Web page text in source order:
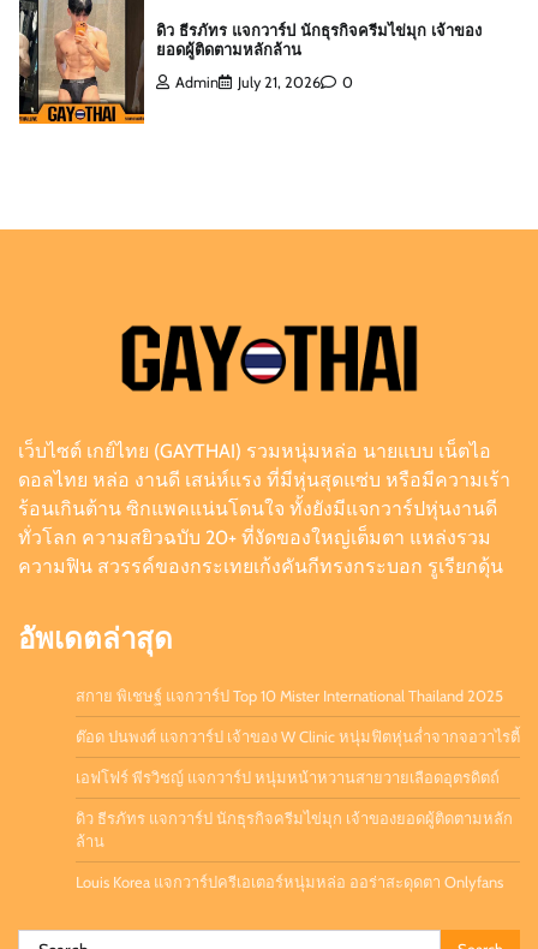
สกาย พิเชษฐ์ แจกวาร์ป Top 10 Mister
International Thailand 2025
Admin August 6, 2026
เลือดอุตรดิตถ์
Admin August 6, 2026 0
ดิว ธีรภัทร แจกวาร์ป นักธุรกิจครีมไข่มุก เจ้าของ
ยอดผู้ติดตามหลักล้าน
Admin July 21, 2026 0
เว็บไซต์ เกย์ไทย (GAYTHAI) รวมหนุ่มหล่อ นายแบบ เน็ตไอ
ดอลไทย หล่อ งานดี เสน่ห์แรง ที่มีหุ่นสุดแซ่บ หรือมีความเร้า
ร้อนเกินต้าน ซิกแพคแน่นโดนใจ ทั้งยังมีแจกวาร์ปหุ่นงานดี
ทั่วโลก ความสยิวฉบับ 20+ ที่งัดของใหญ่เต็มตา แหล่งรวม
ความฟิน สวรรค์ของกระเทยเก้งคันกีทรงกระบอก รูเรียกดุ้น
อัพเดตล่าสุด
สกาย พิเชษฐ์ แจกวาร์ป Top 10 Mister International Thailand 2025
ต๊อด ปนพงศ์ แจกวาร์ป เจ้าของ W Clinic หนุ่มฟิตหุ่นล่ำจากจอวาไรตี้
เอฟโฟร์ พีรวิชญ์ แจกวาร์ป หนุ่มหน้าหวานสายวายเลือดอุตรดิตถ์
ดิว ธีรภัทร แจกวาร์ป นักธุรกิจครีมไข่มุก เจ้าของยอดผู้ติดตามหลัก
ล้าน
Louis Korea แจกวาร์ปครีเอเตอร์หนุ่มหล่อ ออร่าสะดุดตา Onlyfans
Search